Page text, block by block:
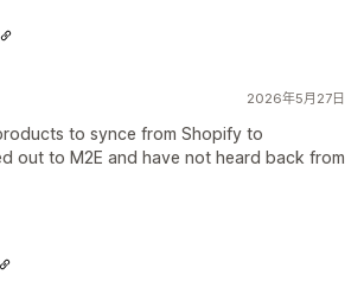
2026年5月27日
to synce from Shopify to
out to M2E and have not heard back from